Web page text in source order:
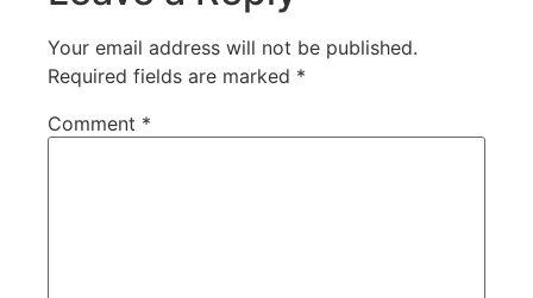
Your email address will not be published.
Required fields are marked *
Comment *